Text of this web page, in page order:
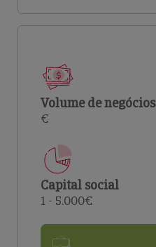
Volume de negócios
€
Capital social
1 - 5.000€